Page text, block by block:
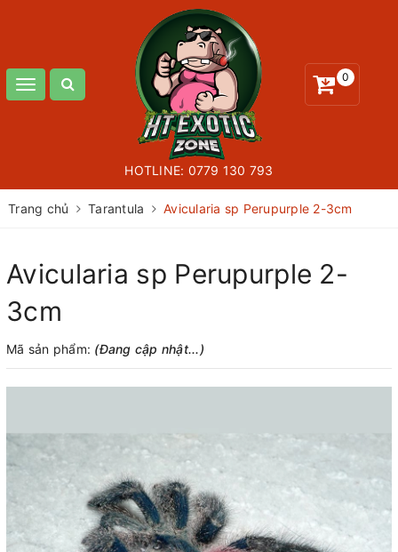
Toggle
0
HOTLINE: 0779 130 793
Trang chủ Tarantula Avicularia sp Perupurple 2-3cm
Avicularia sp Perupurple 2-
3cm
Mã sản phẩm: (Đang cập nhật...)